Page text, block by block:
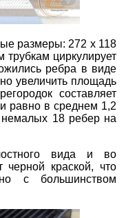
размеры: 272 x 118
циркулирует
ребра в виде
увеличить площадь
составляет
равно в среднем 1,2
немалых 18 ребер на
вида и во
черной краской, что
с большинством